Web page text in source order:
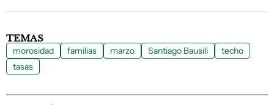
TEMAS
morosidad familias marzo Santiago Bausili
techo
tasas